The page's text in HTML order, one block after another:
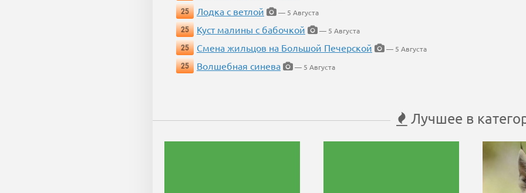
25
Лодка с ветлой
— 5 Августа
25
Куст малины с бабочкой
— 5 Августа
25
Смена жильцов на Большой Печерской
— 5 Августа
25
Волшебная синева — 5 Августа
Лучшее в